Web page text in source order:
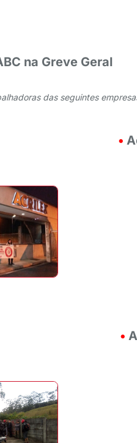
na Greve Geral
das seguintes
•
•